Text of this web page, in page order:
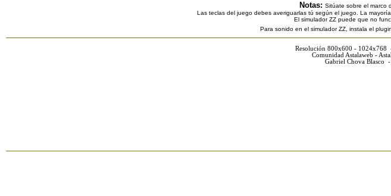
Notas: Sitúate sobre el marco
Las teclas del juego debes averiguarlas tú según el juego. La
El simulador ZZ puede que no
Para sonido en el simulador ZZ, instala el
Resolución 800x600 -
Comunidad Astalaweb -
Gabriel Chova Blasco -